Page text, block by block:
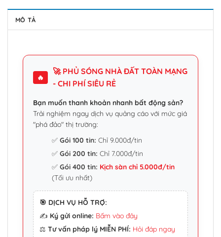
MÔ TẢ
🔥
🚀 PHỦ SÓNG NHÀ ĐẤT TOÀN MẠNG
- CHI PHÍ SIÊU RẺ
Bạn muốn thanh khoản nhanh bất động sản?
Trải nghiệm ngay dịch vụ quảng cáo với mức giá
"phá đảo" thị trường:
✅Gói 100 tin: Chỉ 9.000đ/tin
✅Gói 200 tin: Chỉ 7.000đ/tin
✅Gói 400 tin: Kịch sàn chỉ 5.000đ/tin
(Tối ưu nhất)
🎯 DỊCH VỤ HỖ TRỢ:
✍️ Ký gửi online: Bấm vào đây
⚖️ Tư vấn pháp lý MIỄN PHÍ: Hỏi đáp ngay